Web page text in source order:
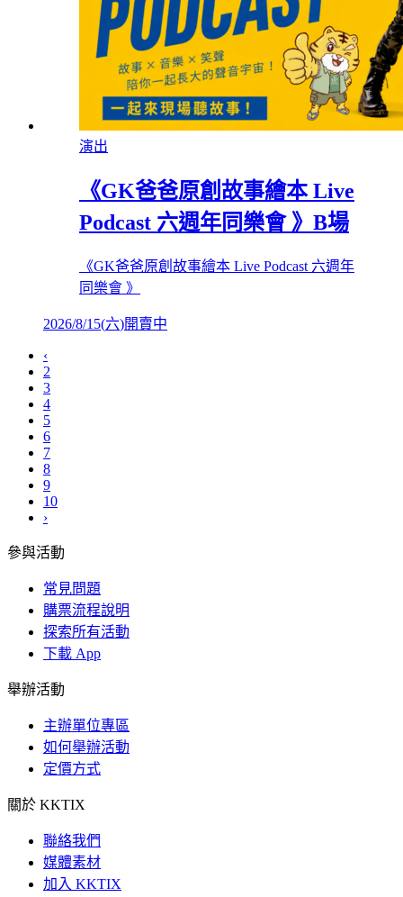
演出
《GK爸爸原創故事繪本 Live
Podcast 六週年同樂會 》B場
《GK爸爸原創故事繪本 Live Podcast 六週年
同樂會 》
2026/8/15(六)開賣中
‹
2
3
4
5
6
7
8
9
10
›
參與活動
常見問題
購票流程說明
探索所有活動
下載 App
舉辦活動
主辦單位專區
如何舉辦活動
定價方式
關於 KKTIX
聯絡我們
媒體素材
加入 KKTIX